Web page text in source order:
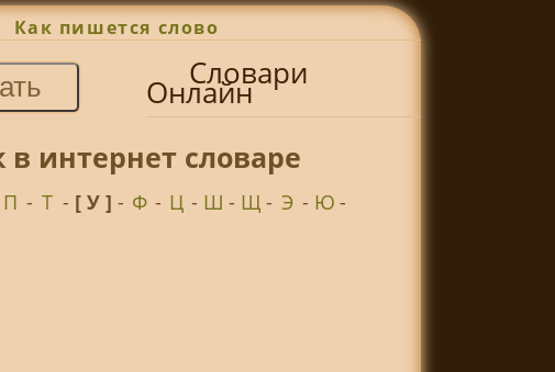
Как пишется слово
Словари
Онлайн
интернет словаре
П - Т - [ У ]- Ф - Ц - Ш - Щ- Э - Ю-